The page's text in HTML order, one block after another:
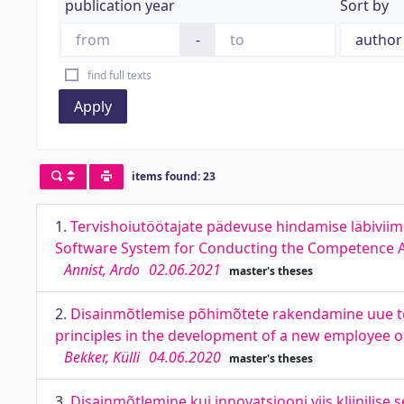
publication year
-
Sort by
find full texts
Apply
items found: 23
1. Tervishoiutöötajate pädevuse hindamise
Software System for Conducting the Competence
Annist, Ardo 02.06.2021 master's theses
2. Disainmõtlemise põhimõtete rakendamine
principles in the development of a new employee
Bekker, Külli 04.06.2020 master's theses